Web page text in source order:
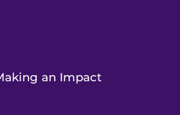
Making an Impact